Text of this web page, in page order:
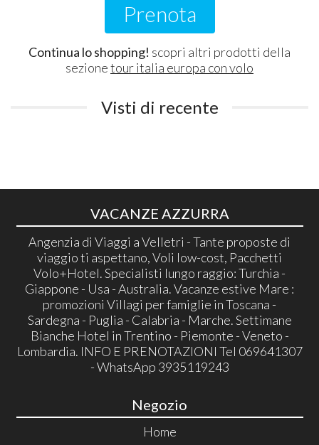
Prenota
Continua lo shopping! scopri altri prodotti della
sezionetour italia europa con volo
Visti di recente
VACANZE AZZURRA
Angenzia di Viaggi a Velletri - Tante proposte di
viaggio ti aspettano, Voli low-cost, Pacchetti
Volo+Hotel. Specialisti lungo raggio: Turchia -
Giappone - Usa - Australia. Vacanze estive Mare :
promozioni Villagi per famiglie in Toscana -
Sardegna - Puglia - Calabria - Marche. Settimane
Bianche Hotel in Trentino - Piemonte - Veneto -
Lombardia. INFO E PRENOTAZIONI Tel 069641307
- WhatsApp 3935119243
Negozio
Home